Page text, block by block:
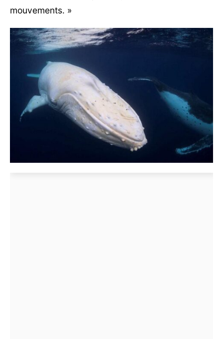
mouvements. »